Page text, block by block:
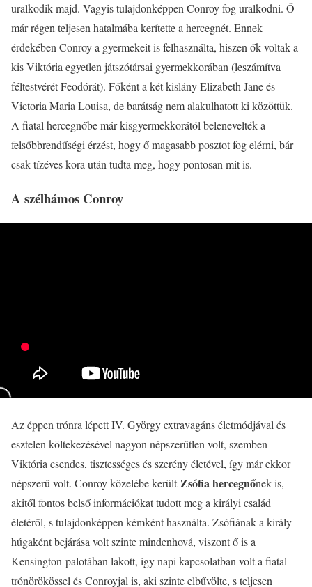
uralkodik majd. Vagyis tulajdonképpen Conroy fog uralkodni. Ő
már régen teljesen hatalmába kerítette a hercegnét. Ennek
érdekében Conroy a gyermekeit is felhasználta, hiszen ők voltak a
kis Viktória egyetlen játszótársai gyermekkorában (leszámítva
féltestvérét Feodórát). Főként a két kislány Elizabeth Jane és
Victoria Maria Louisa, de barátság nem alakulhatott ki közöttük.
A fiatal hercegnőbe már kisgyermekkorától belenevelték a
felsőbbrendűségi érzést, hogy ő magasabb posztot fog elérni, bár
csak tízéves kora után tudta meg, hogy pontosan mit is.
A szélhámos Conroy
Az éppen trónra lépett IV. György extravagáns életmódjával és
esztelen költekezésével nagyon népszerűtlen volt, szemben
Viktória csendes, tisztességes és szerény életével, így már ekkor
népszerű volt. Conroy közelébe került Zsófia hercegnőnek is,
akitől fontos belső információkat tudott meg a királyi család
életéről, s tulajdonképpen kémként használta. Zsófiának a király
húgaként bejárása volt szinte mindenhová, viszont ő is a
Kensington-palotában lakott, így napi kapcsolatban volt a fiatal
trónörökössel és Conroyjal is, aki szinte elbűvölte, s teljesen